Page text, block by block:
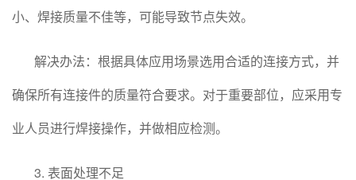
小、焊接质量不佳等，可能导致节点失效。
解决办法：根据具体应用场景选用合适的连接方式，并
确保所有连接件的质量符合要求。对于重要部位，应采用专
业人员进行焊接操作，并做相应检测。
3. 表面处理不足